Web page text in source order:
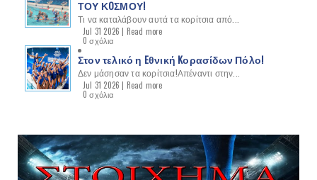
ΤΟΥ ΚOΣΜΟΥ!
Τι να καταλάβουν αυτά τα κορίτσια από...
Jul 31 2026 | Read more
0 σχόλια
Στον τελικό η Eθνική Kορασίδων Πόλο!
Δεν μάσησαν τα κορίτσια!Απέναντι στην...
Jul 31 2026 | Read more
0 σχόλια